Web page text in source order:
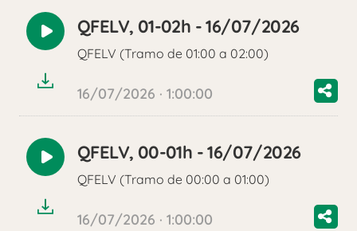
Reproducir
audio
QFELV, 01-02h - 16/07/2026
QFELV (Tramo de 01:00 a 02:00)
16/07/2026 · 1:00:00
Reproducir
audio
QFELV, 00-01h - 16/07/2026
QFELV (Tramo de 00:00 a 01:00)
16/07/2026 · 1:00:00